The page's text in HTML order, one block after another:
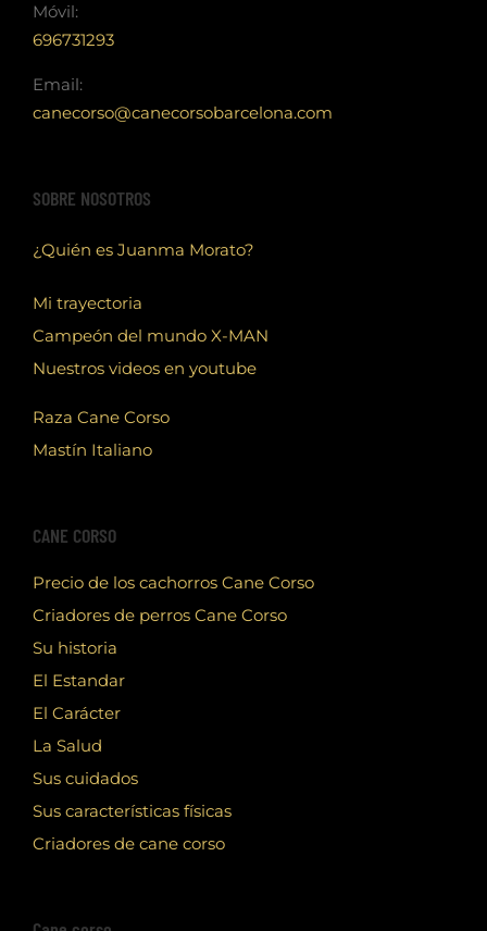
Móvil:
696731293
Email:
canecorso@canecorsobarcelona.com
SOBRE NOSOTROS
¿Quién es Juanma Morato?
Mi trayectoria
Campeón del mundo X-MAN
Nuestros videos en youtube
Raza Cane Corso
Mastín Italiano
CANE CORSO
Precio de los cachorros Cane Corso
Criadores de perros Cane Corso
Su historia
El Estandar
El Carácter
La Salud
Sus cuidados
Sus características físicas
Criadores de cane corso